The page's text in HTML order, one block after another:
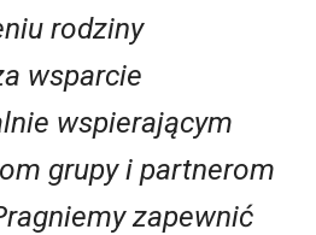
rodziny
wsparcie
wspierającym
grupy i partnerom
zapewnić